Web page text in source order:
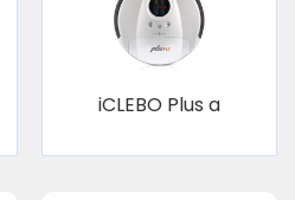
iCLEBO Plus a